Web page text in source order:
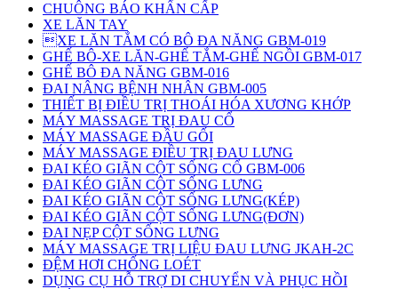
CHUÔNG BÁO KHẨN CẤP
XE LĂN TAY
XE LĂN TẮM CÓ BÔ ĐA NĂNG GBM-019
GHẾ BÔ-XE LĂN-GHẾ TẮM-GHẾ NGỒI GBM-017
GHẾ BÔ ĐA NĂNG GBM-016
ĐAI NÂNG BỆNH NHÂN GBM-005
THIẾT BỊ ĐIỀU TRỊ THOÁI HÓA XƯƠNG KHỚP
MÁY MASSAGE TRỊ ĐAU CỔ
MÁY MASSAGE ĐẦU GỐI
MÁY MASSAGE ĐIỀU TRỊ ĐAU LƯNG
ĐAI KÉO GIÃN CỘT SỐNG CỔ GBM-006
ĐAI KÉO GIÃN CỘT SỐNG LƯNG
ĐAI KÉO GIÃN CỘT SỐNG LƯNG(KÉP)
ĐAI KÉO GIÃN CỘT SỐNG LƯNG(ĐƠN)
ĐAI NẸP CỘT SỐNG LƯNG
MÁY MASSAGE TRỊ LIỆU ĐAU LƯNG JKAH-2C
ĐỆM HƠI CHỐNG LOÉT
DỤNG CỤ HỖ TRỢ DI CHUYỂN VÀ PHỤC HỒI